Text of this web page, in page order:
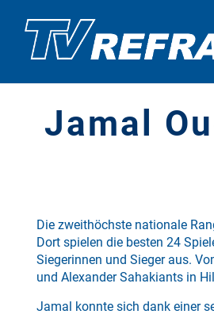
Jamal
Die zweithöchste nationale
Dort spielen die besten 24
Siegerinnen und Sieger aus.
und Alexander Sahakiants in
Jamal konnte sich dank einer